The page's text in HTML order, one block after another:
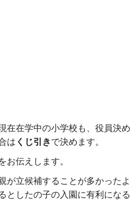
在在学中の小学校も、役員決
は くじ引きで決めます。
伝えします。
が立候補することが多かった
したの子の入園に有利になる